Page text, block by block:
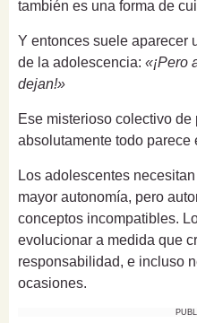
también es una forma de
Y entonces suele aparecer
de la adolescencia: «¡Pero
dejan!»
Ese misterioso colectivo de
absolutamente todo parece
Los adolescentes
mayor autonomía, pero
conceptos incompatibles.
evolucionar a medida que
responsabilidad, e incluso
ocasiones.